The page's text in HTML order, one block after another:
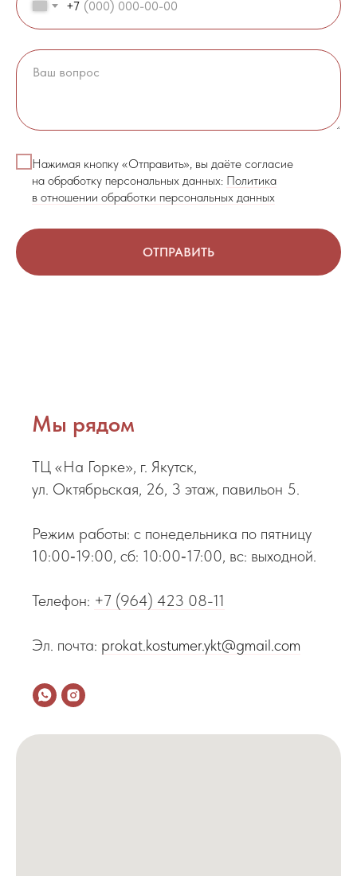
+7
Нажимая кнопку «Отправить», вы даёте согласие
на обработку персональных данных: Политика
в отношении обработки персональных данных
ОТПРАВИТЬ
Мы рядом
ТЦ «На Горке», г. Якутск,
ул. Октябрьская, 26, 3 этаж, павильон 5.
Режим работы: с понедельника по пятницу
10:00‑19:00, сб: 10:00‑17:00, вс: выходной.
Телефон: +7 (964) 423 08-11
Эл. почта: prokat.kostumer.ykt@gmail.com